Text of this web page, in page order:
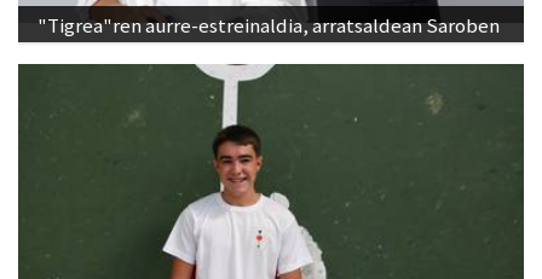
"Tigrea"ren aurre-estreinaldia, arratsaldean Saroben